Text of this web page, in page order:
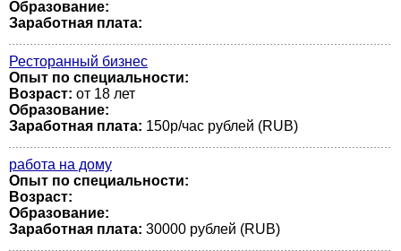
Образование:
Заработная плата:
Ресторанный бизнес
Опыт по специальности:
Возраст: от 18 лет
Образование:
Заработная плата: 150р/час рублей (RUB)
работа на дому
Опыт по специальности:
Возраст:
Образование:
Заработная плата: 30000 рублей (RUB)